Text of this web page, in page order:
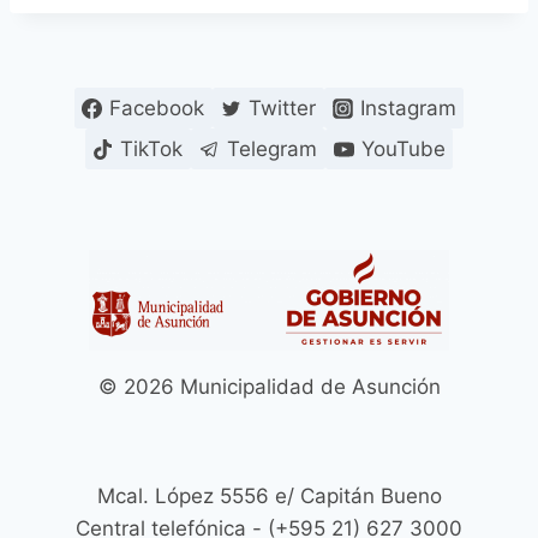
Facebook Twitter
Instagram
TikTok
Telegram YouTube
© 2026 Municipalidad de Asunción
Mcal. López 5556 e/ Capitán Bueno
Central telefónica - (+595 21) 627 3000